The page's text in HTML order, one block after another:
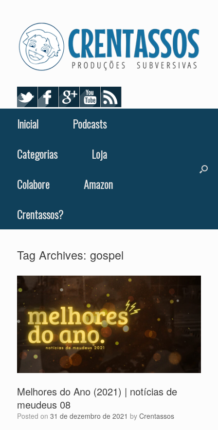
Inicial
Podcasts
Categorias
Loja
Colabore
Amazon
Crentassos?
Tag Archives: gospel
Melhores do Ano (2021) | notícias de
meudeus 08
Posted on 31 de dezembro de 2021 by Crentassos